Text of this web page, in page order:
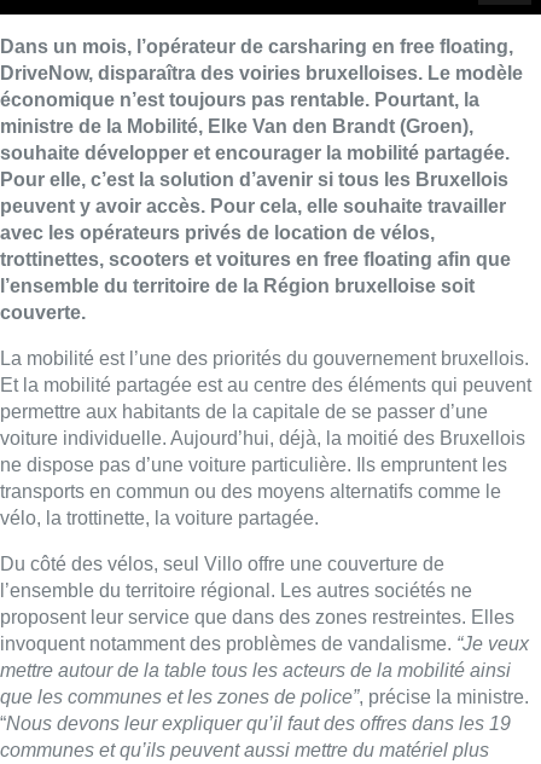
Dans un mois, l’opérateur de carsharing en free floating,
DriveNow, disparaîtra des voiries bruxelloises. Le modèle
économique n’est toujours pas rentable. Pourtant, la
ministre de la Mobilité, Elke Van den Brandt (Groen),
souhaite développer et encourager la mobilité partagée.
Pour elle, c’est la solution d’avenir si tous les Bruxellois
peuvent y avoir accès. Pour cela, elle souhaite travailler
avec les opérateurs privés de location de vélos,
trottinettes, scooters et voitures en free floating afin que
l’ensemble du territoire de la Région bruxelloise soit
couverte.
La mobilité est l’une des priorités du gouvernement bruxellois.
Et la mobilité partagée est au centre des éléments qui peuvent
permettre aux habitants de la capitale de se passer d’une
voiture individuelle. Aujourd’hui, déjà, la moitié des Bruxellois
ne dispose pas d’une voiture particulière. Ils empruntent les
transports en commun ou des moyens alternatifs comme le
vélo, la trottinette, la voiture partagée.
Du côté des vélos, seul Villo offre une couverture de
l’ensemble du territoire régional. Les autres sociétés ne
proposent leur service que dans des zones restreintes. Elles
invoquent notamment des problèmes de vandalisme. “Je veux
mettre autour de la table tous les acteurs de la mobilité ainsi
que les communes et les zones de police”, précise la ministre.
“Nous devons leur expliquer qu’il faut des offres dans les 19
communes et qu’ils peuvent aussi mettre du matériel plus